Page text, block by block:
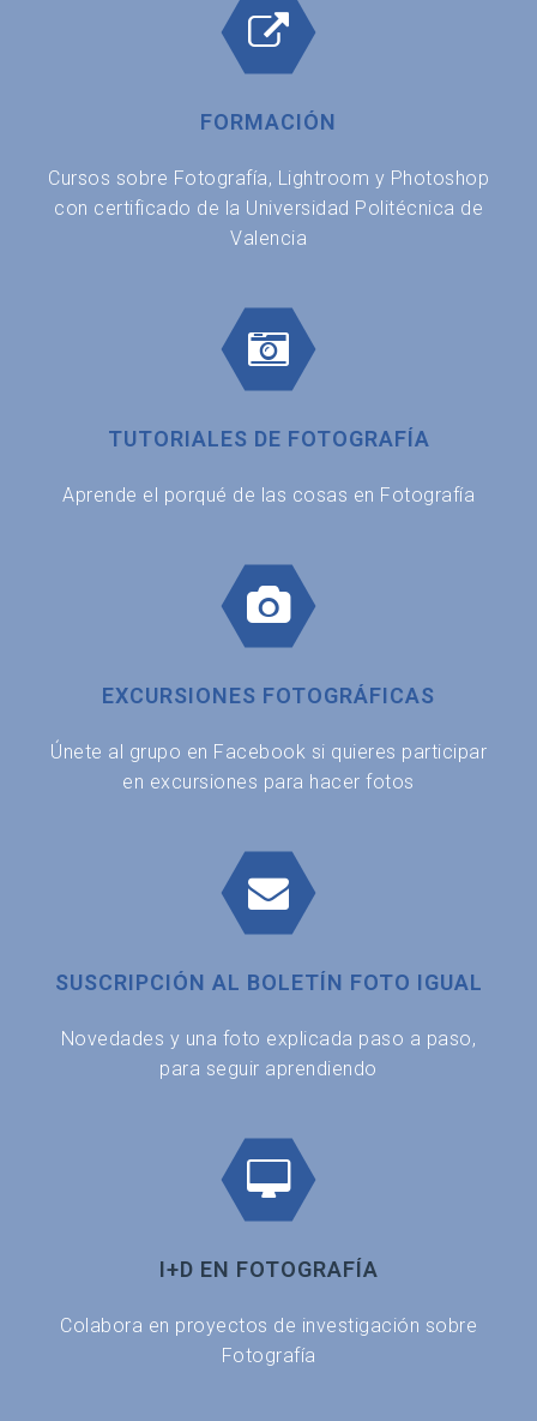
FORMACIÓN
Cursos sobre Fotografía, Lightroom y Photoshop
con certificado de la Universidad Politécnica de
Valencia
TUTORIALES DE FOTOGRAFÍA
Aprende el porqué de las cosas en Fotografía
EXCURSIONES FOTOGRÁFICAS
Únete al grupo en Facebook si quieres participar
en excursiones para hacer fotos
SUSCRIPCIÓN AL BOLETÍN FOTO IGUAL
Novedades y una foto explicada paso a paso,
para seguir aprendiendo
I+D EN FOTOGRAFÍA
Colabora en proyectos de investigación sobre
Fotografía